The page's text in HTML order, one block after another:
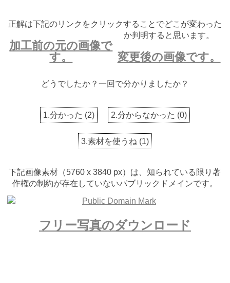
正解は下記のリンクをクリックすることでどこが変わった
か判明すると思います。
加工前の元の画像で
す。
変更後の画像です。
どうでしたか？一回で分かりましたか？
1.分かった (2) 2.分からなかった (0)
3.素材を使うね (1)
下記画像素材（5760 x 3840 px）は、知られている限り著
作権の制約が存在していないパブリックドメインです。
フリー写真のダウンロード